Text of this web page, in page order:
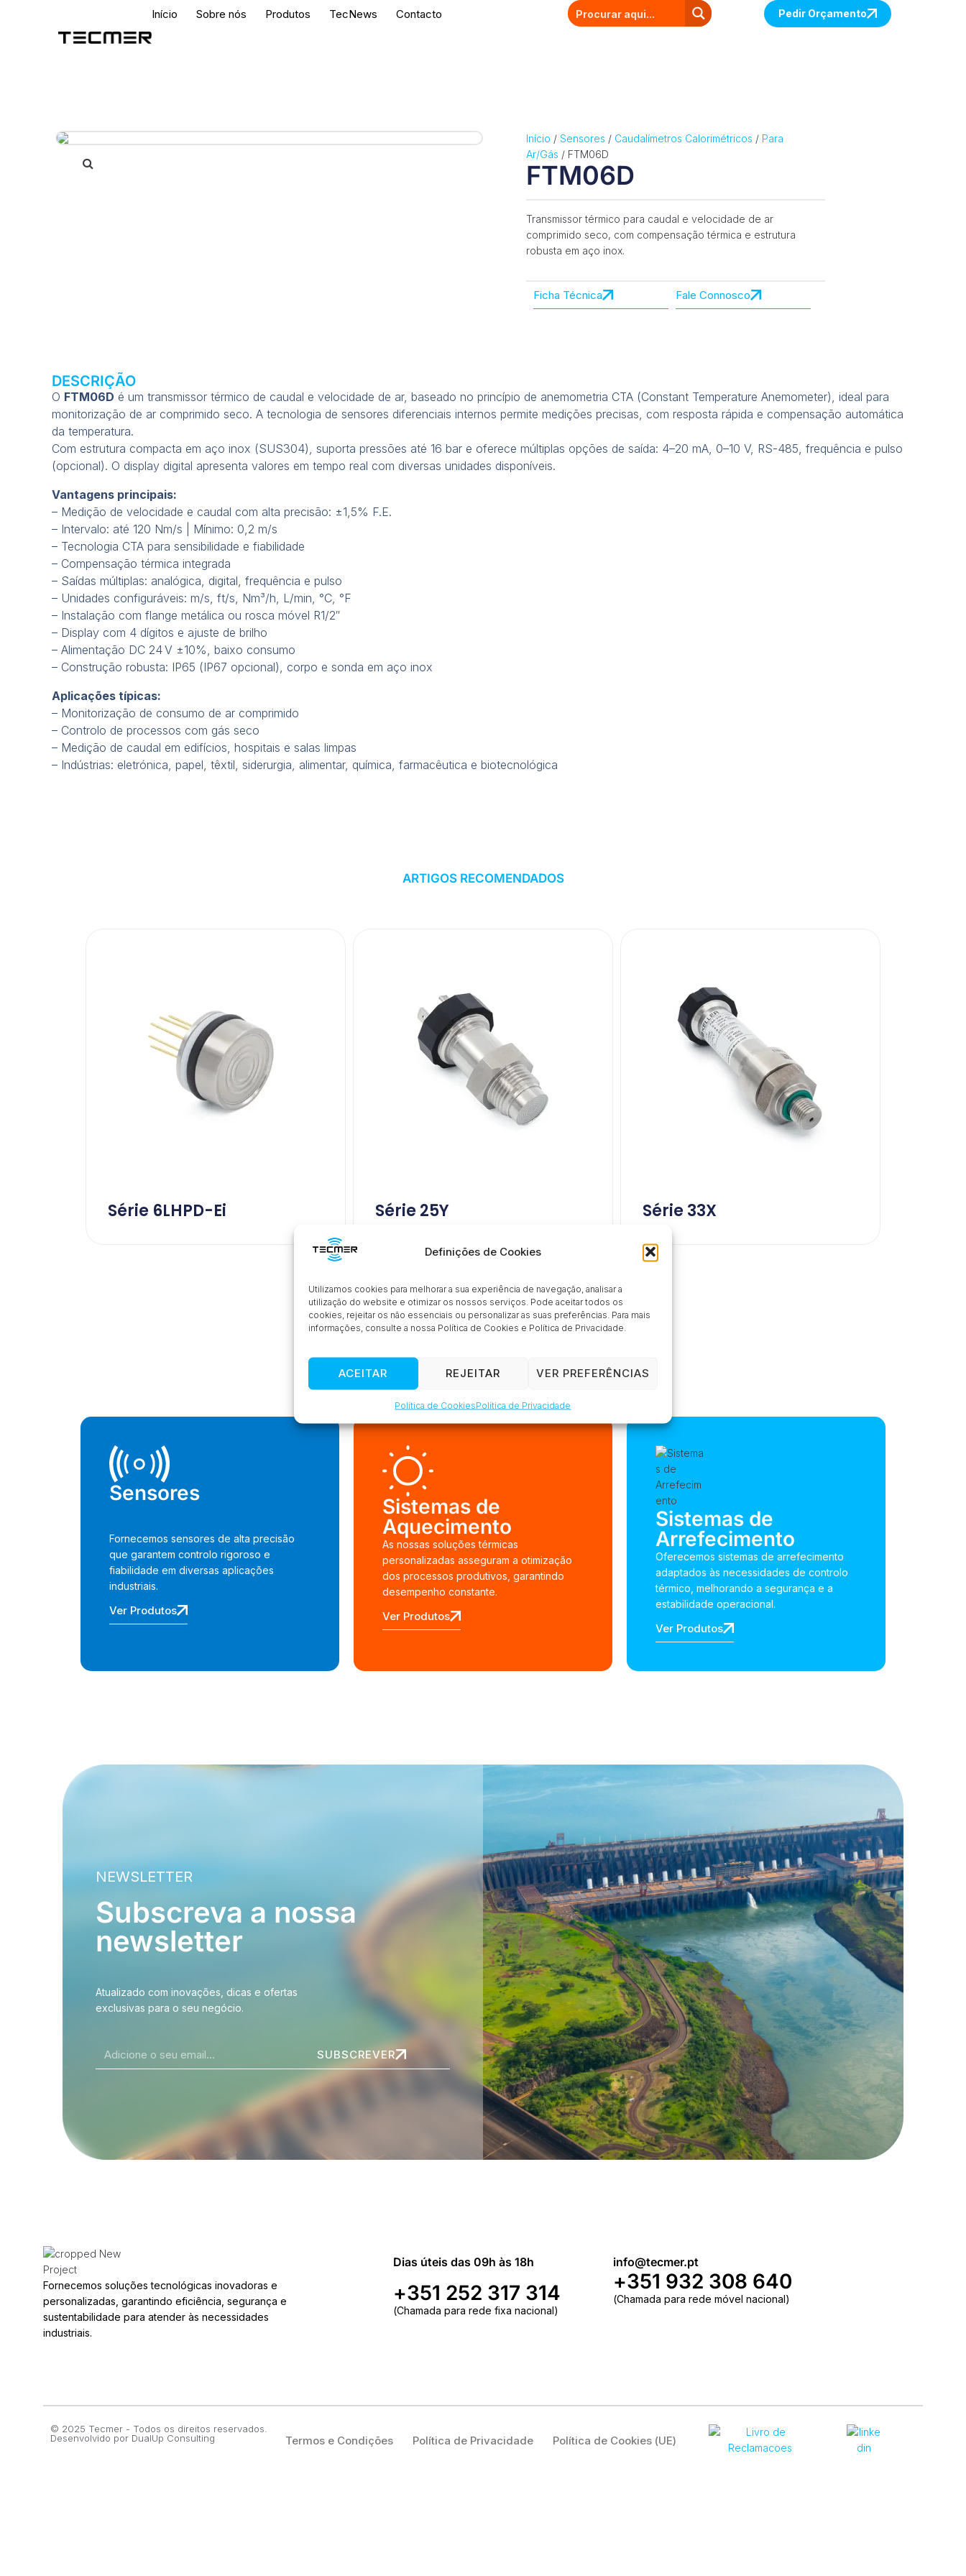
Definições de Cookies
Utilizamos cookies para melhorar a sua experiência de navegação, analisar a
utilização do website e otimizar os nossos serviços. Pode aceitar todos os
cookies, rejeitar os não essenciais ou personalizar as suas preferências. Para mais
informações, consulte a nossa Política de Cookies e Política de Privacidade.
ACEITAR REJEITAR VER PREFERÊNCIAS
Política de CookiesPolítica de Privacidade
Início Sobre nós Produtos TecNews Contacto Pedir Orçamento
Início / Sensores / Caudalímetros Calorimétricos / Para
Ar/Gás / FTM06D
FTM06D
Transmissor térmico para caudal e velocidade de ar
comprimido seco, com compensação térmica e estrutura
robusta em aço inox.
Ficha Técnica Fale Connosco
DESCRIÇÃO
O FTM06D é um transmissor térmico de caudal e velocidade de ar, baseado no princípio de anemometria CTA (Constant Temperature Anemometer), ideal para
monitorização de ar comprimido seco. A tecnologia de sensores diferenciais internos permite medições precisas, com resposta rápida e compensação automática
da temperatura.
Com estrutura compacta em aço inox (SUS304), suporta pressões até 16 bar e oferece múltiplas opções de saída: 4–20 mA, 0–10 V, RS-485, frequência e pulso
(opcional). O display digital apresenta valores em tempo real com diversas unidades disponíveis.
Vantagens principais:
– Medição de velocidade e caudal com alta precisão: ±1,5% F.E.
– Intervalo: até 120 Nm/s | Mínimo: 0,2 m/s
– Tecnologia CTA para sensibilidade e fiabilidade
– Compensação térmica integrada
– Saídas múltiplas: analógica, digital, frequência e pulso
– Unidades configuráveis: m/s, ft/s, Nm³/h, L/min, °C, °F
– Instalação com flange metálica ou rosca móvel R1/2″
– Display com 4 dígitos e ajuste de brilho
– Alimentação DC 24 V ±10%, baixo consumo
– Construção robusta: IP65 (IP67 opcional), corpo e sonda em aço inox
Aplicações típicas:
– Monitorização de consumo de ar comprimido
– Controlo de processos com gás seco
– Medição de caudal em edifícios, hospitais e salas limpas
– Indústrias: eletrónica, papel, têxtil, siderurgia, alimentar, química, farmacêutica e biotecnológica
ARTIGOS RECOMENDADOS
Série 6LHPD-Ei Série 25Y Série 33X
PRODUTOS
Inovação industrial
Sensores
Fornecemos sensores de alta precisão
que garantem controlo rigoroso e
fiabilidade em diversas aplicações
industriais.
Ver Produtos
Sistemas de
Aquecimento
As nossas soluções térmicas
personalizadas asseguram a otimização
dos processos produtivos, garantindo
desempenho constante.
Ver Produtos
Sistemas de
Arrefecimento
Oferecemos sistemas de arrefecimento
adaptados às necessidades de controlo
térmico, melhorando a segurança e a
estabilidade operacional.
Ver Produtos
NEWSLETTER
Subscreva a nossa
newsletter
Atualizado com inovações, dicas e ofertas
exclusivas para o seu negócio.
SUBSCREVER
Fornecemos soluções tecnológicas inovadoras e
personalizadas, garantindo eficiência, segurança e
sustentabilidade para atender às necessidades
industriais.
Dias úteis das 09h às 18h
+351 252 317 314
(Chamada para rede fixa nacional)
info@tecmer.pt
+351 932 308 640
(Chamada para rede móvel nacional)
© 2025 Tecmer - Todos os direitos reservados.
Desenvolvido por DualUp Consulting Termos e Condições Política de Privacidade Política de Cookies (UE)